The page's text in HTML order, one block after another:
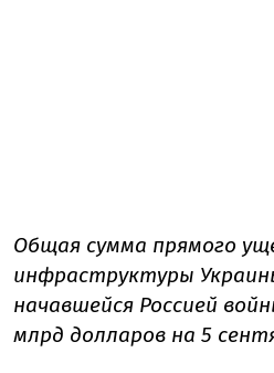
Общая сумма прямого
инфраструктуры
начавшейся Россией
млрд долларов на 5